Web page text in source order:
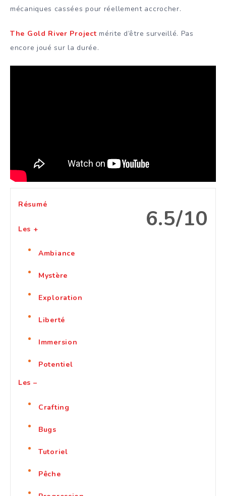
mécaniques cassées pour réellement accrocher.
The Gold River Project mérite d’être surveillé. Pas
encore joué sur la durée.
6.5/10
Résumé
Les +
Ambiance
Mystère
Exploration
Liberté
Immersion
Potentiel
Les –
Crafting
Bugs
Tutoriel
Pêche